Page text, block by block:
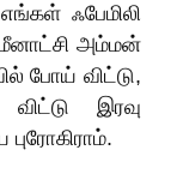
ஃபேமிலி
அம்மன்
போய் விட்டு,
இரவு